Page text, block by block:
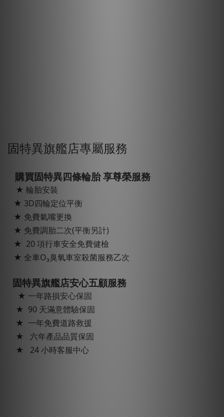
固特異旗艦店專屬服務
購買固特異四條輪胎 享尊榮服務
★ 輪胎安裝
★ 3D四輪定位平衡
★ 免費氣嘴更換
★ 免費調胎二次(平衡另計)
★ 20 項行車安全免費健檢
★ 全車O₃臭氧車室殺菌服務乙次
固特異旗艦店安心五顧服務
★ 一年路損安心保固
★ 90 天滿意體驗保固
★ 一年免費道路救援
★ 六年產品品質保固
★ 24 小時客服中心